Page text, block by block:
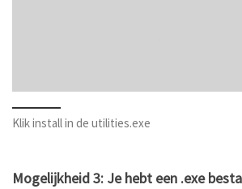
Klik install in de utilities.exe
Mogelijkheid 3: Je hebt een .exe